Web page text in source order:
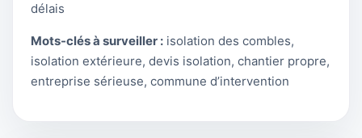
délais
Mots-clés à surveiller : isolation des combles,
isolation extérieure, devis isolation, chantier propre,
entreprise sérieuse, commune d’intervention